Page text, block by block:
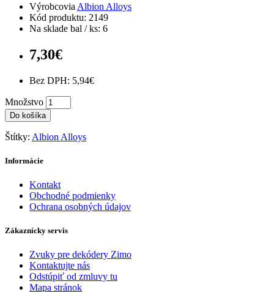
Výrobcovia Albion Alloys
Kód produktu: 2149
Na sklade bal / ks: 6
7,30€
Bez DPH: 5,94€
Množstvo
Do košíka
Štítky: Albion Alloys
Informácie
Kontakt
Obchodné podmienky
Ochrana osobných údajov
Zákaznícky servis
Zvuky pre dekódery Zimo
Kontaktujte nás
Odstúpiť od zmluvy tu
Mapa stránok